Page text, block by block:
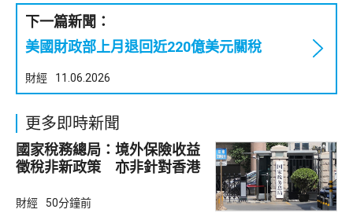
下一篇新聞：
美國財政部上月退回近220億美元關稅
財經 11.06.2026
更多即時新聞
國家稅務總局：境外保險收益
徵稅非新政策 亦非針對香港
財經 50分鐘前